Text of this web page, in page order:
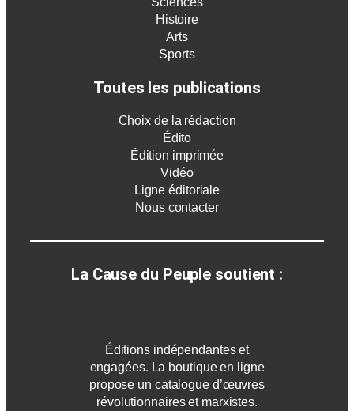
Histoire
Arts
Sports
Toutes les publications
Choix de la rédaction
Édito
Édition imprimée
Vidéo
Ligne éditoriale
Nous contacter
La Cause du Peuple soutient :
Éditions indépendantes et
engagées. La boutique en ligne
propose un catalogue d’œuvres
révolutionnaires et marxistes.